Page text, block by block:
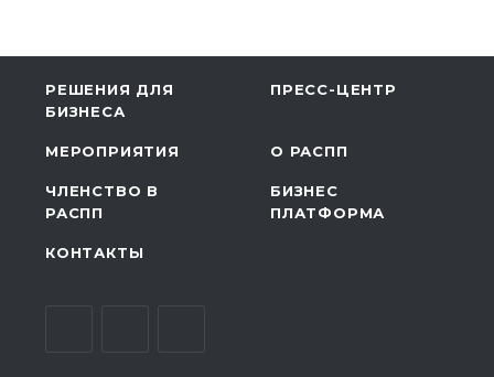
РЕШЕНИЯ ДЛЯ
БИЗНЕСА
ПРЕСС-ЦЕНТР
МЕРОПРИЯТИЯ О РАСПП
ЧЛЕНСТВО В
РАСПП
БИЗНЕС
ПЛАТФОРМА
КОНТАКТЫ